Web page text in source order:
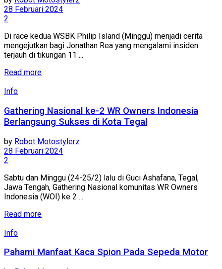
28 Februari 2024
2
Di race kedua WSBK Philip Island (Minggu) menjadi cerita
mengejutkan bagi Jonathan Rea yang mengalami insiden
terjauh di tikungan 11 ...
Read more
Info
Gathering Nasional ke-2 WR Owners Indonesia
Berlangsung Sukses di Kota Tegal
by Robot Motostylerz
28 Februari 2024
2
Sabtu dan Minggu (24-25/2) lalu di Guci Ashafana, Tegal,
Jawa Tengah, Gathering Nasional komunitas WR Owners
Indonesia (WOI) ke 2 ...
Read more
Info
Pahami Manfaat Kaca Spion Pada Sepeda Motor